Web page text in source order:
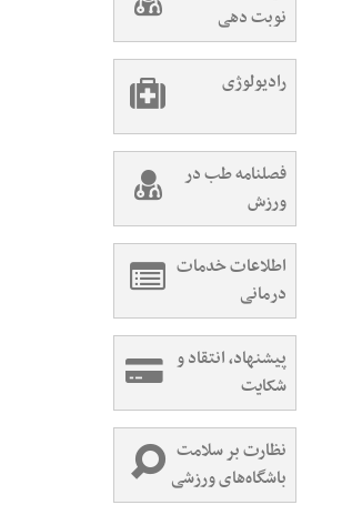
نوبت دهی
رادیولوژی
فصلنامه طب در
ورزش
اطلاعات خدمات
درمانی
پیشنهاد، انتقاد و
شکایت
نظارت بر سلامت
باشگاه‌های ورزشی